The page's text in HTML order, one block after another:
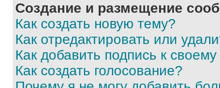
Создание и размещение
Как создать новую тему?
Как отредактировать или
Как добавить подпись к
Как создать голосование?